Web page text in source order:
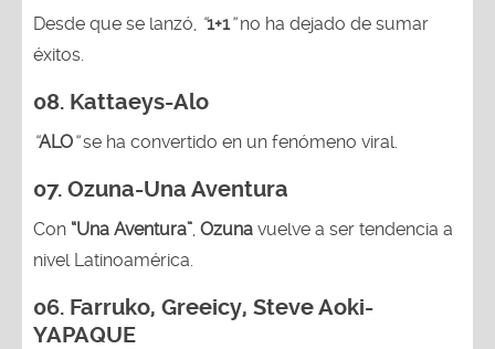
Desde que se lanzó, “1+1”no ha dejado de sumar
éxitos.
08. Kattaeys-Alo
“ALO”se ha convertido en un fenómeno viral.
07. Ozuna-Una Aventura
Con “Una Aventura” Ozuna vuelve a ser tendencia a
nivel Latinoamérica.
06. Farruko, Greeicy, Steve Aoki-
YAPAQUE